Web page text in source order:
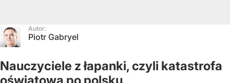
Autor:
Piotr Gabryel
Nauczyciele z łapanki, czyli katastrofa
oświatowa po polsku